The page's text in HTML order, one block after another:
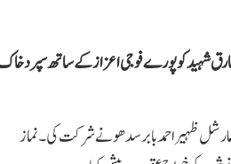
شہید کو پورے فوجی اعزاز کے ساتھ سپرد
ظہیر احمد بابر سدھو نے شرکت کی۔ نماز